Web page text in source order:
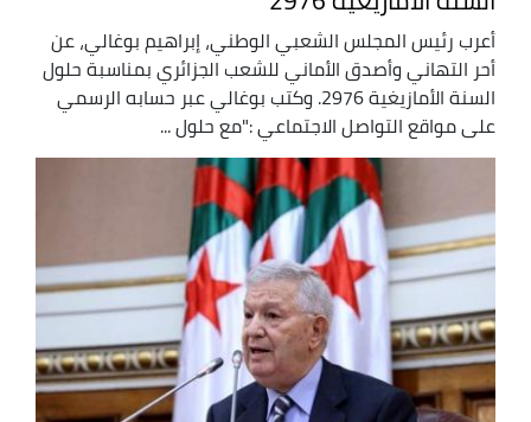
أعرب رئيس المجلس الشعبي الوطني، إبراهيم بوغالي، عن
أحر التهاني وأصدق الأماني للشعب الجزائري بمناسبة حلول
السنة الأمازيغية 2976. وكتب بوغالي عبر حسابه الرسمي
على مواقع التواصل الاجتماعي :"مع حلول ...